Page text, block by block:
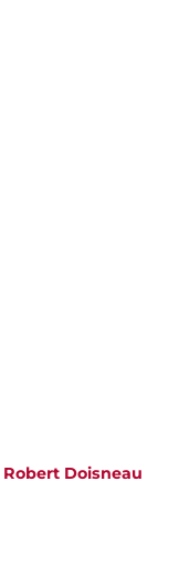
Robert Doisneau